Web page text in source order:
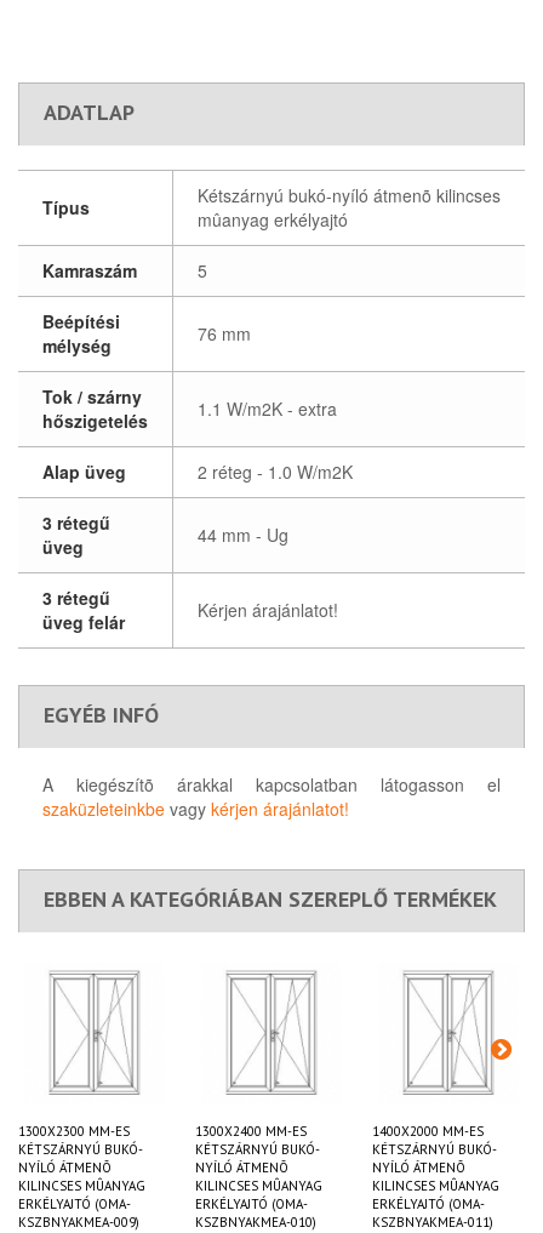
ADATLAP
Típus
Kétszárnyú bukó-nyíló átmenõ kilincses
mûanyag erkélyajtó
Kamraszám 5
Beépítési
mélység
76 mm
Tok / szárny
hőszigetelés
1.1 W/m2K - extra
Alap üveg 2 réteg - 1.0 W/m2K
3 rétegű
üveg
44 mm - Ug
3 rétegű
üveg felár
Kérjen árajánlatot!
EGYÉB INFÓ
A kiegészítõ árakkal kapcsolatban látogasson el
szaküzleteinkbe vagy kérjen árajánlatot!
EBBEN A KATEGÓRIÁBAN SZEREPLŐ TERMÉKEK
1300X2300 MM-ES
KÉTSZÁRNYÚ BUKÓ-
NYÍLÓ ÁTMENÕ
KILINCSES MÛANYAG
ERKÉLYAJTÓ (OMA-
KSZBNYAKMEA-009)
1300X2400 MM-ES
KÉTSZÁRNYÚ BUKÓ-
NYÍLÓ ÁTMENÕ
KILINCSES MÛANYAG
ERKÉLYAJTÓ (OMA-
KSZBNYAKMEA-010)
1400X2000 MM-ES
KÉTSZÁRNYÚ BUKÓ-
NYÍLÓ ÁTMENÕ
KILINCSES MÛANYAG
ERKÉLYAJTÓ (OMA-
KSZBNYAKMEA-011)